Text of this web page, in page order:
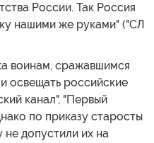
России. Так Россия
нашими же руками" ("СЛ
воинам, сражавшимся
освещать российские
канал", "Первый
по приказу старосты
не допустили их на